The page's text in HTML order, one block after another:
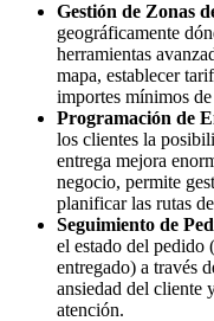
Gestión de Zonas
geográficamente
herramientas
mapa, establecer
importes mínimos
Programación de
los clientes la
entrega mejora
negocio, permite
planificar las rutas
Seguimiento de
el estado del pedido
entregado) a través
ansiedad del cliente
atención.